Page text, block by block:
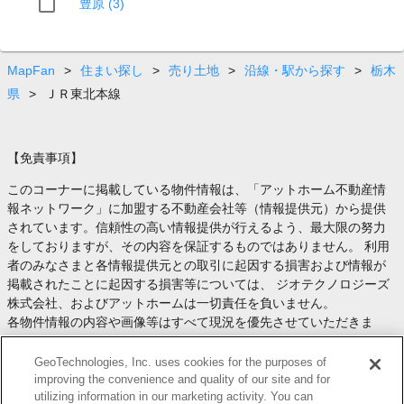
豊原 (3)
MapFan > 住まい探し > 売り土地 > 沿線・駅から探す >
栃木
県
> ＪＲ東北本線
【免責事項】
このコーナーに掲載している物件情報は、「アットホーム不動産情
報ネットワーク」に加盟する不動産会社等（情報提供元）から提供
されています。信頼性の高い情報提供が行えるよう、最大限の努力
をしておりますが、その内容を保証するものではありません。 利用
者のみなさまと各情報提供元との取引に起因する損害および情報が
掲載されたことに起因する損害等については、 ジオテクノロジーズ
株式会社、およびアットホームは一切責任を負いません。
各物件情報の内容や画像等はすべて現況を優先させていただきま
す。
お取引等（お取引の準備、資金調達等を含みます）の際には、内容
や契約条件等について、 各情報提供元より十分な説明を受け、ご自
身でご確認の上、判断してください。
GeoTechnologies, Inc. uses cookies for the purposes of
improving the convenience and quality of our site and for
utilizing information in our marketing activity. You can